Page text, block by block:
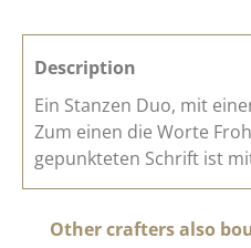
Description
Ein Stanzen Duo, mit
Zum einen die Worte
gepunkteten Schrift ist
Skip product gallery
Other crafters also